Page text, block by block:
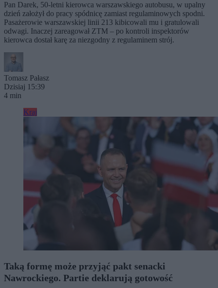
Pan Darek, 50-letni kierowca warszawskiego autobusu, w upalny
dzień założył do pracy spódnicę zamiast regulaminowych spodni.
Pasażerowie warszawskiej linii 213 kibicowali mu i gratulowali
odwagi. Inaczej zareagował ZTM – po kontroli inspektorów
kierowca dostał karę za niezgodny z regulaminem strój.
Tomasz Pałasz
Dzisiaj 15:39
4 min
Kraj
Taką formę może przyjąć pakt senacki
Nawrockiego. Partie deklarują gotowość